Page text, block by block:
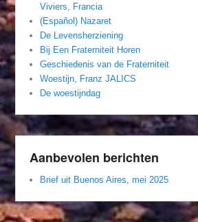
Viviers, Francia
(Español) Nazaret
De Levensherziening
Bij Een Fraterniteit Horen
Geschiedenis van de Fraterniteit
Woestijn, Franz JALICS
De woestijndag
Aanbevolen berichten
Brief uit Buenos Aires, mei 2025